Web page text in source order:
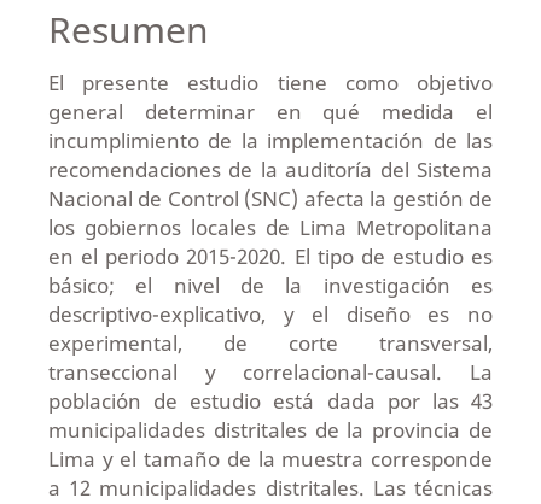
Resumen
El presente estudio tiene como objetivo
general determinar en qué medida el
incumplimiento de la implementación de las
recomendaciones de la auditoría del Sistema
Nacional de Control (SNC) afecta la gestión de
los gobiernos locales de Lima Metropolitana
en el periodo 2015-2020. El tipo de estudio es
básico; el nivel de la investigación es
descriptivo-explicativo, y el diseño es no
experimental, de corte transversal,
transeccional y correlacional-causal. La
población de estudio está dada por las 43
municipalidades distritales de la provincia de
Lima y el tamaño de la muestra corresponde
a 12 municipalidades distritales. Las técnicas